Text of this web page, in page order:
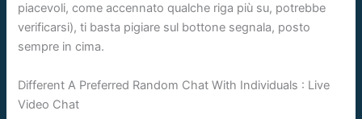
piacevoli, come accennato qualche riga più su, potrebbe
verificarsi), ti basta pigiare sul bottone segnala, posto
sempre in cima.
Different A Preferred Random Chat With Individuals : Live
Video Chat